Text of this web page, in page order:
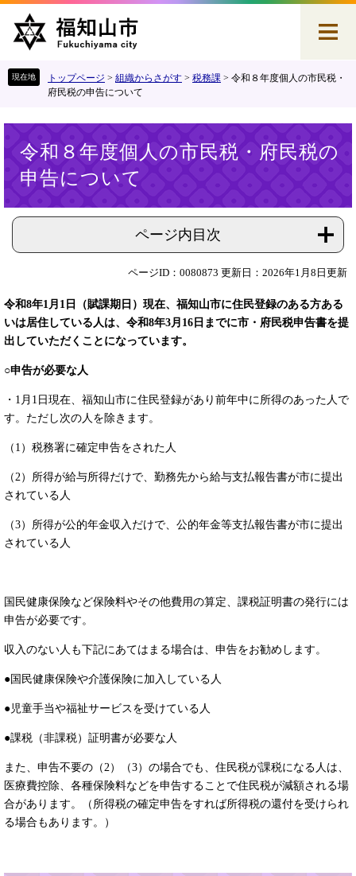
す
し
トップページ > 組織からさがす > 税務課 > 令和８年度個人の市民税・
府民税の申告について
令和８年度個人の市民税・府民税の
申告について
ページ内目次
ページID：0080873 更新日：2026年1月8日更新
令和8年1月1日（賦課期日）現在、福知山市に住民登録のある方ある
いは居住している人は、 令和8年3月16日までに市・府民税申告書を提
出していただくことになっています。
○申告が必要な人
・1月1日現在、福知山市に住民登録があり前年中に所得のあった人で
す。ただし次の人を除きます。​
（1）税務署に確定申告をされた人
（2）所得が給与所得だけで、勤務先から給与支払報告書が市に提出
されている人
（3）所得が公的年金収入だけで、公的年金等支払報告書が市に提出
されている人
国民健康保険など保険料やその他費用の算定、課税証明書の発行には
申告が必要です。
収入のない人も下記にあてはまる場合は、申告をお勧めします。
●国民健康保険や介護保険に加入している人
●児童手当や福祉サービスを受けている人
●課税（非課税）証明書が必要な人
また、申告不要の（2）（3）の場合でも、住民税が課税になる人は、
医療費控除、各種保険料などを申告することで住民税が減額される場
合があります。（所得税の確定申告をすれば所得税の還付を受けられ
る場合もあります。）